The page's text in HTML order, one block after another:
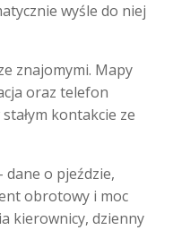
wyśle do niej
znajomymi. Mapy
oraz telefon
kontakcie ze
- dane o pjeździe,
obrotowy i moc
kierownicy, dzienny